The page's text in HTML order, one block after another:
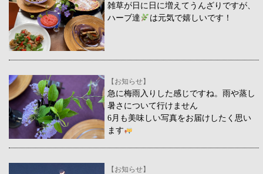
雑草が日に日に増えてうんざりですが、
ハーブ達
は元気で嬉しいです！
【お知らせ】
急に梅雨入りした感じですね。雨や蒸し
暑さについて行けません
6月も美味しい写真をお届けしたく思い
ます
【お知らせ】